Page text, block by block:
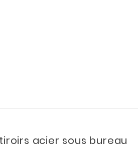
acier sous bureau